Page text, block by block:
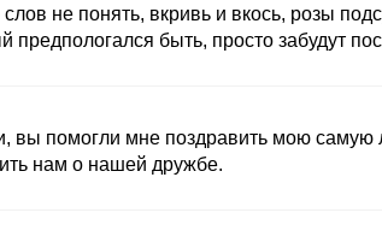
не понять, вкривь и вкось, розы
быть, просто забудут
вы помогли мне поздравить мою самую
нам о нашей дружбе.